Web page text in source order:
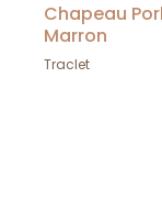
Chapeau
Marron
Traclet